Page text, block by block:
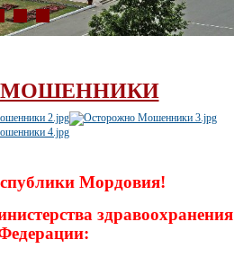
МОШЕННИКИ
Мордовия!
здравоохранения